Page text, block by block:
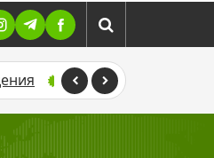
В Азербайджане